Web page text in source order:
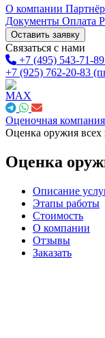
О компании
Документы Оплата
Оставить заявку
Связаться с нами
+7 (495) 543-71-89
+7 (925) 762-20-83
Оценочная компания
Оценка оружия всех
Оценка
Описание
Этапы работы
Стоимость
О компании
Отзывы
Заказать